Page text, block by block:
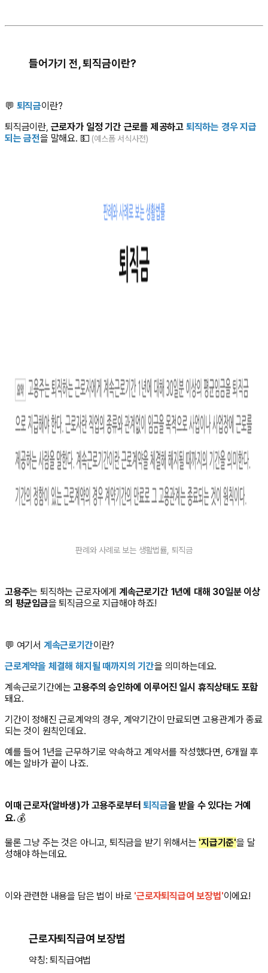
들어가기 전, 퇴직금이란?
💬 퇴직금이란?
퇴직금이란, 근로자가 일정 기간 근로를 제공하고 퇴직하는 경우 지급
되는 금전을 말해요. 💵 (예스폼 서식사전)
판례와 사례로 보는 생활법률, 퇴직금
고용주는 퇴직하는 근로자에게 계속근로기간 1년에 대해 30일분 이상
의 평균임금을 퇴직금으로 지급해야 하죠!
💬 여기서 계속근로기간이란?
근로계약을 체결해 해지될 때까지의 기간을 의미하는데요.
계속근로기간에는고용주의 승인하에 이루어진 일시 휴직상태도 포함
돼요.
기간이 정해진 근로계약의 경우, 계약기간이 만료되면 고용관계가 종료
되는 것이 원칙인데요.
예를 들어 1년을 근무하기로 약속하고 계약서를 작성했다면, 6개월 후
에는 알바가 끝이 나죠.
이때 근로자(알바생)가 고용주로부터퇴직금을 받을 수 있다는 거예
요.💰
물론 그냥 주는 것은 아니고, 퇴직금을 받기 위해서는 '지급기준'을 달
성해야 하는데요.
이와 관련한 내용을 담은 법이 바로 '근로자퇴직급여 보장법'이에요!
근로자퇴직급여 보장법
약칭: 퇴직급여법